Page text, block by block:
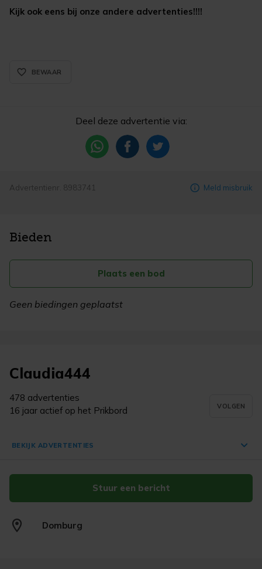
Kijk ook eens bij onze andere advertenties!!!!
favorite_border_rounded
BEWAAR
Deel deze advertentie via:
Advertentienr. 8983741 Meld misbruik
Bieden
Plaats een bod
Geen biedingen geplaatst
Claudia444
478 advertenties
16 jaar actief op het Prikbord
VOLGEN
BEKIJK ADVERTENTIES
Revell Piper PA-18 Super Cub
modelbouw kit 1:32
Stuur een bericht
Domburg